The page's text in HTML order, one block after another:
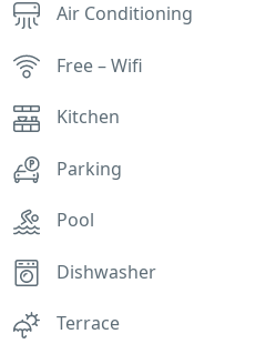
Air Conditioning
Free – Wifi
Kitchen
Parking
Pool
Dishwasher
Terrace